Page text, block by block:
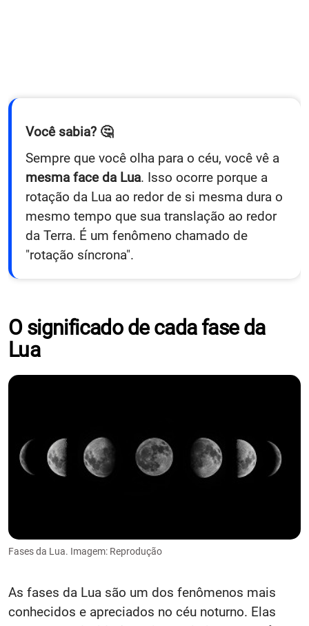
Você sabia? 🤔
Sempre que você olha para o céu, você vê a
mesma face da Lua. Isso ocorre porque a
rotação da Lua ao redor de si mesma dura o
mesmo tempo que sua translação ao redor
da Terra. É um fenômeno chamado de
"rotação síncrona".
O significado de cada fase da
Lua
Fases da Lua. Imagem: Reprodução
As fases da Lua são um dos fenômenos mais
conhecidos e apreciados no céu noturno. Elas